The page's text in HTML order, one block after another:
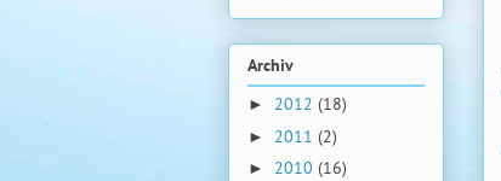
Archiv
► 2012 (18)
► 2011 (2)
► 2010 (16)